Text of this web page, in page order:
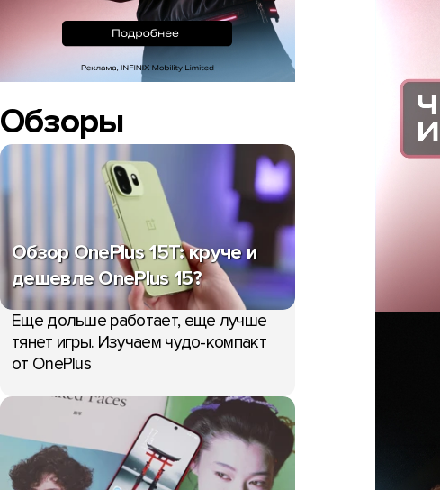
Обзоры
Обзор OnePlus 15T: круче и
дешевле OnePlus 15?
Еще дольше работает, еще лучше
тянет игры. Изучаем чудо-компакт
от OnePlus